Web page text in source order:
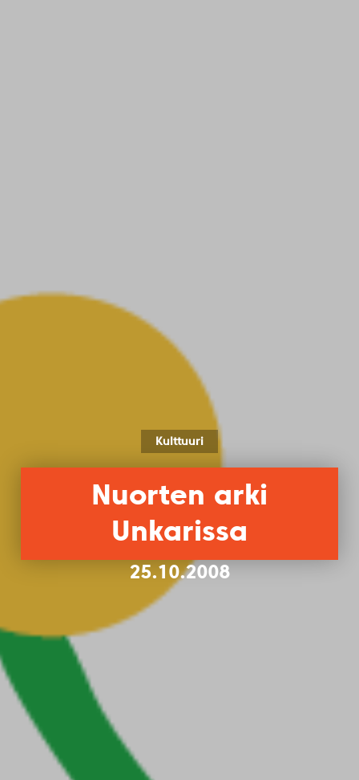
Kulttuuri
Nuorten arki
Unkarissa
25.10.2008